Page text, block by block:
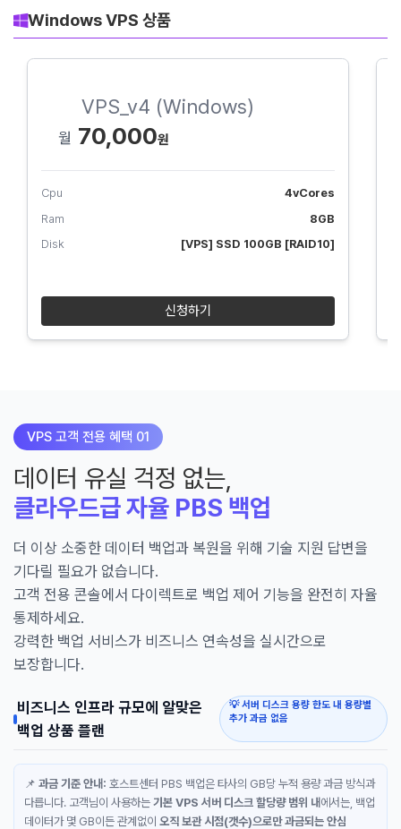
Windows VPS 상품
VPS_v4 (Windows)
월 70,000
Cpu
4vCores
Ram
8GB
Disk
[VPS] SSD 100GB [RAID10]
신청하기
VPS 고객 전용 혜택 01
데이터 유실 걱정 없는,
클라우드급 자율 PBS 백업
더 이상 소중한 데이터 백업과 복원을 위해 기술 지원 답변을
기다릴 필요가 없습니다.
고객 전용 콘솔에서 다이렉트로 백업 제어 기능을 완전히 자율
통제하세요.
강력한 백업 서비스가 비즈니스 연속성을 실시간으로
보장합니다.
비즈니스 인프라 규모에 알맞은
백업 상품 플랜
💡 서버 디스크 용량 한도 내 용량별
추가 과금 없음
📌과금 기준 안내: 호스트센터 PBS 백업은 타사의 GB당 누적 용량 과금 방식과
다릅니다. 고객님이 사용하는기본 VPS 서버 디스크 할당량 범위 내 에서는, 백업
데이터가 몇 GB이든 관계없이오직 보관 시점(갯수)으로만 과금되는 안심